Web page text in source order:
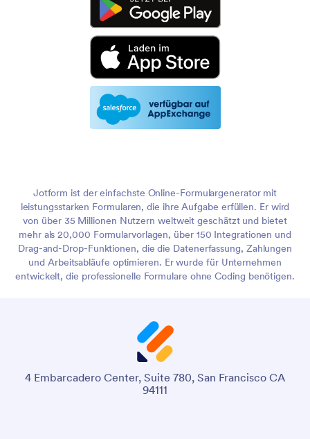
Jotform ist der einfachste Online-Formulargenerator mit
leistungsstarken Formularen, die ihre Aufgabe erfüllen. Er wird
von über 35 Millionen Nutzern weltweit geschätzt und bietet
mehr als 20,000 Formularvorlagen, über 150 Integrationen und
Drag-and-Drop-Funktionen, die die Datenerfassung, Zahlungen
und Arbeitsabläufe optimieren. Er wurde für Unternehmen
entwickelt, die professionelle Formulare ohne Coding benötigen.
4 Embarcadero Center, Suite 780, San Francisco CA
94111